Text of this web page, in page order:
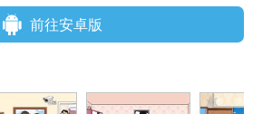
前往安卓版